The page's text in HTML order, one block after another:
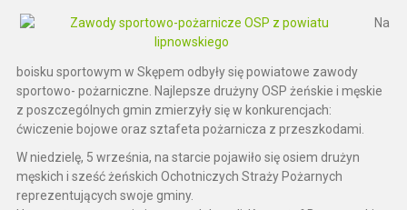
Na
boisku sportowym w Skępem odbyły się powiatowe zawody
sportowo- pożarniczne. Najlepsze drużyny OSP żeńskie i męskie
z poszczególnych gmin zmierzyły się w konkurencjach:
ćwiczenie bojowe oraz sztafeta pożarnicza z przeszkodami.
W niedzielę, 5 września, na starcie pojawiło się osiem drużyn
męskich i sześć żeńskich Ochotniczych Straży Pożarnych
reprezentujących swoje gminy.